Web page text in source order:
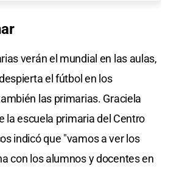
verán el mundial en las aulas,
el fútbol en los
las primarias. Graciela
la escuela primaria del Centro
indicó que "vamos a ver los
con los alumnos y docentes en